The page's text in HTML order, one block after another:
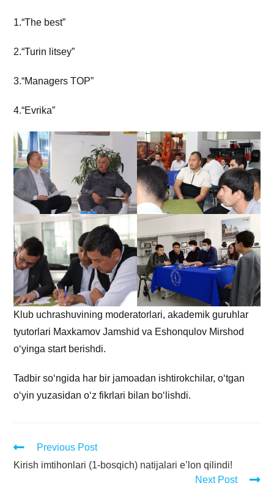
1.“The best”
2.“Turin litsey”
3.“Managers TOP”
4.“Evrika”
Klub uchrashuvining moderatorlari, akademik guruhlar
tyutorlari Maxkamov Jamshid va Eshonqulov Mirshod
o‘yinga start berishdi.
Tadbir so‘ngida har bir jamoadan ishtirokchilar, o‘tgan
o‘yin yuzasidan o‘z fikrlari bilan bo‘lishdi.
Previous Post
Kirish imtihonlari (1-bosqich) natijalari e’lon qilindi!
Next Post